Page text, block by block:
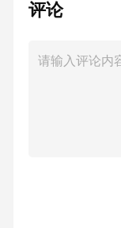
诚信原则要求
得知同事失
性；D项利益
某省在推进
评论